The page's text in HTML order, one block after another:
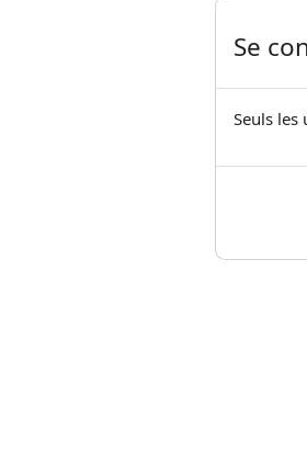
Se
Seuls les